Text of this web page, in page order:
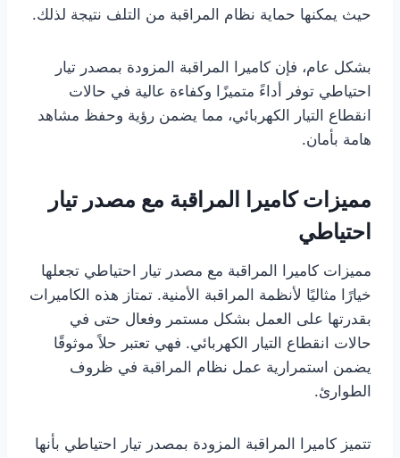
حيث يمكنها حماية نظام المراقبة من التلف نتيجة لذلك.
بشكل عام، فإن كاميرا المراقبة المزودة بمصدر تيار
احتياطي توفر أداءً متميزًا وكفاءة عالية في حالات
انقطاع التيار الكهربائي، مما يضمن رؤية وحفظ مشاهد
هامة بأمان.
مميزات كاميرا المراقبة مع مصدر تيار
احتياطي
مميزات كاميرا المراقبة مع مصدر تيار احتياطي تجعلها
خيارًا مثاليًا لأنظمة المراقبة الأمنية. تمتاز هذه الكاميرات
بقدرتها على العمل بشكل مستمر وفعال حتى في
حالات انقطاع التيار الكهربائي. فهي تعتبر حلاً موثوقًا
يضمن استمرارية عمل نظام المراقبة في ظروف
الطوارئ.
تتميز كاميرا المراقبة المزودة بمصدر تيار احتياطي بأنها